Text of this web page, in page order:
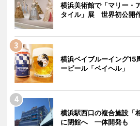
横浜美術館で「マリー・
タイル」展 世界初公開
横浜ベイブルーイング
ービール「ベイヘル」
横浜駅西口の複合施設「
に閉館へ 一体開発も